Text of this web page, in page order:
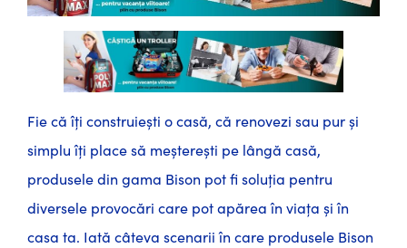
Fie că îți construiești o casă, că renovezi sau pur și
simplu îți place să meșterești pe lângă casă,
produsele din gama Bison pot fi soluția pentru
diversele provocări care pot apărea în viața și în
casa ta. Iată câteva scenarii în care produsele Bison